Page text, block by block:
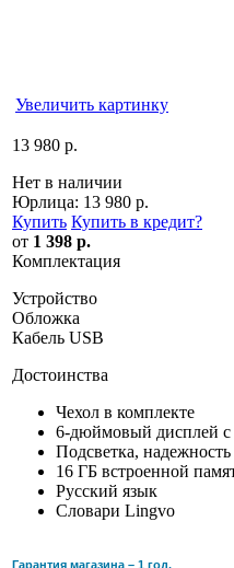
Увеличить картинку
13 980 р.
Нет в наличии
Юрлица: 13 980 р.
Купить Купить в кредит?
от 1 398 р.
Комплектация
Устройство
Обложка
Кабель USB
Достоинства
Чехол в комплекте
6-дюймовый дисплей с
Подсветка, надежность
16 ГБ встроенной
Русский язык
Словари Lingvo
Гарантия магазина – 1 год.